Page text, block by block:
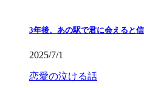
3年後、あの駅で君に会えると
2025/7/1
恋愛の泣ける話